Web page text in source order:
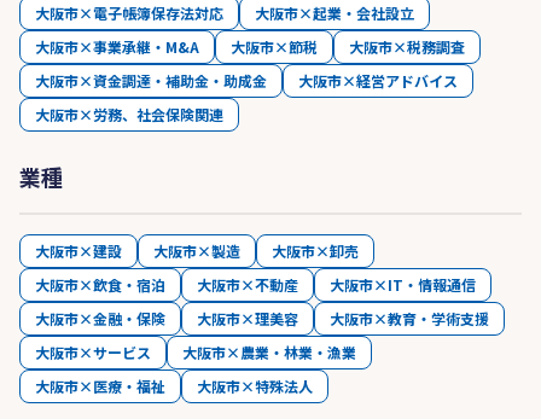
大阪市×電子帳簿保存法対応
大阪市×起業・会社設立
大阪市×事業承継・M&A
大阪市×節税
大阪市×税務調査
大阪市×資金調達・補助金・助成金
大阪市×経営アドバイス
大阪市×労務、社会保険関連
業種
大阪市×建設 大阪市×製造
大阪市×卸売
大阪市×飲食・宿泊
大阪市×不動産
大阪市×IT・情報通信
大阪市×金融・保険
大阪市×理美容
大阪市×教育・学術支援
大阪市×サービス
大阪市×農業・林業・漁業
大阪市×医療・福祉
大阪市×特殊法人